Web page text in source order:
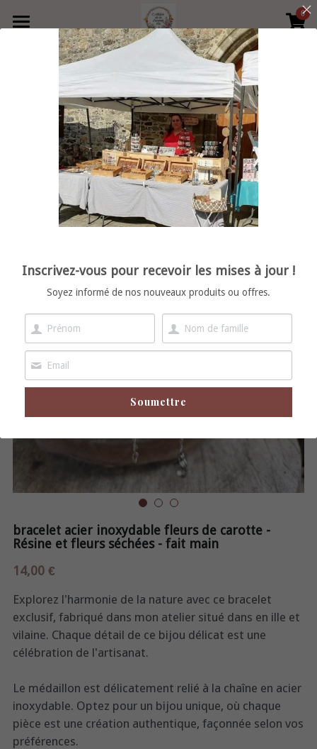
0
Accueil
Produits
Toutes les catégories
collier
Bague
vide poche
décoration
boucles d'oreille
Boutique
Contact
Retrouvez moi en boutique
Rechercher
POWERED BY
Précédent
bracelet acier inoxydable fleurs de carotte -
Résine et fleurs séchées - fait main
14,00 €
Explorez l'harmonie de la nature avec ce bracelet
exclusif, fabriqué dans mon atelier situé dans en ille et
vilaine. Chaque détail de ce bijou délicat est une
célébration de l'artisanat.
Le médaillon est délicatement relié à la chaîne en acier
inoxydable. Optez pour un bijou unique, où chaque
pièce est une création authentique, façonnée selon vos
préférences.
×
LES CATÉGORIES DE LA BOUTIQUE
Inscrivez-vous pour recevoir les mises à jour !
Soyez informé de nos nouveaux produits ou offres.
Soumettre